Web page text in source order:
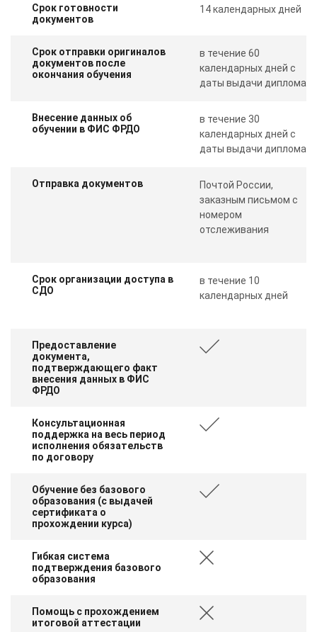
Срок готовности
документов
14 календарных дней
Срок отправки оригиналов
документов после
окончания обучения
в течение 60
календарных дней с
даты выдачи диплома
Внесение данных об
обучении в ФИС ФРДО
в течение 30
календарных дней с
даты выдачи диплома
Отправка документов
Почтой России,
заказным письмом с
номером
отслеживания
Срок организации доступа в
СДО
в течение 10
календарных дней
Предоставление
документа,
подтверждающего факт
внесения данных в ФИС
ФРДО
Консультационная
поддержка на весь период
исполнения обязательств
по договору
Обучение без базового
образования (с выдачей
сертификата о
прохождении курса)
Гибкая система
подтверждения базового
образования
Помощь с прохождением
итоговой аттестации